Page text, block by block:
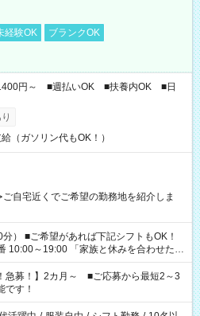
経験OK
ブランクOK
円～ ■週払いOK ■扶養内OK ■日
（ガソリン代もOK！）
自宅近くでご希望の勤務地を紹介しま
もOK！
「家族と休みを合わせた
飯の準備がしたい」 「できれば残業はし
えてくださいね。 ※Wワーク希望
で希望する勤務時間と、もう1つのお仕事
40時間を超える場合は応募できません。
急募！】2カ月～ ■ご応募から最短2～3
です！